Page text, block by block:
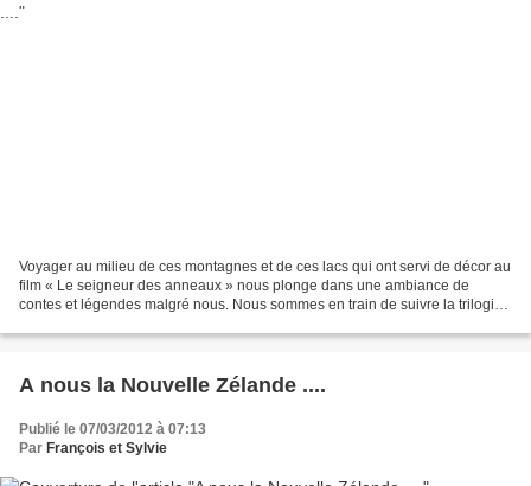
Voyager au milieu de ces montagnes et de ces lacs qui ont servi de décor au
film « Le seigneur des anneaux » nous plonge dans une ambiance de
contes et légendes malgré nous. Nous sommes en train de suivre la trilogie
A nous la Nouvelle Zélande ....
Publié le 07/03/2012 à 07:13
Par François et Sylvie